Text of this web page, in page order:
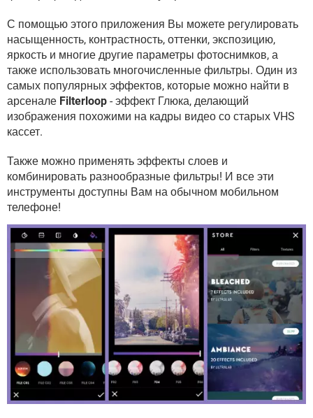
YANDEX
С помощью этого приложения Вы можете регулировать
насыщенность, контрастность, оттенки, экспозицию,
яркость и многие другие параметры фотоснимков, а
также использовать многочисленные фильтры. Один из
самых популярных эффектов, которые можно найти в
арсенале Filterloop - эффект Глюка, делающий
изображения похожими на кадры видео со старых VHS
кассет.
Также можно применять эффекты слоев и
комбинировать разнообразные фильтры! И все эти
инструменты доступны Вам на обычном мобильном
телефоне!